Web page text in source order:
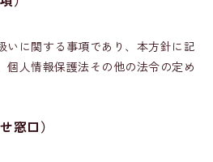
いに関する事項であり、本方針に記
個人情報保護法その他の法令の定め
窓口）